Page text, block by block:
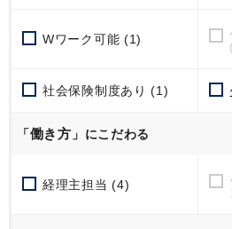
Wワーク可能 (1)
社会保険制度あり (1)
「働き方 」にこだわる
経理主担当 (4)